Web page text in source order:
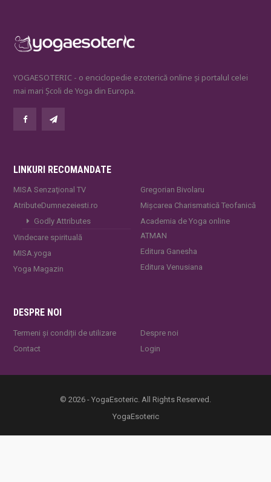
YOGAESOTERIC - o enciclopedie ezoterică online și portalul celei
mai mari Școli de Yoga din Europa.
LINKURI RECOMANDATE
MISA Senzaţional TV
AtributeDumnezeiesti.ro
Godly Attributes
Vindecare spirituală
MISA.yoga
Yoga Magazin
Gregorian Bivolaru
Mișcarea Charismatică Teofanică
Academia de Yoga online
ATMAN
Editura Ganesha
Editura Venusiana
DESPRE NOI
Termeni și condiții de utilizare
Contact
Despre noi
Login
© 2026 - YogaEsoteric. All Rights Reserved.
YogaEsoteric